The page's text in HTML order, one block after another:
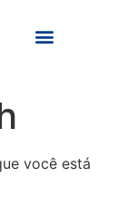
você está